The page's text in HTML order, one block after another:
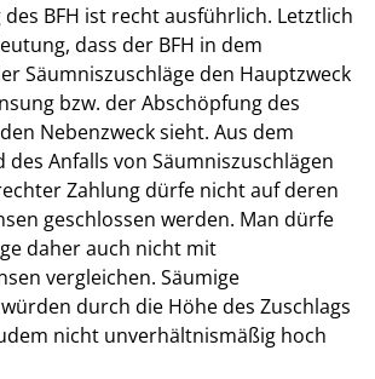
BFH ist recht ausführlich. Letztlich
dass der BFH in dem
Säumniszuschläge den Hauptzweck
bzw. der Abschöpfung des
Nebenzweck sieht. Aus dem
Anfalls von Säumniszuschlägen
Zahlung dürfe nicht auf deren
geschlossen werden. Man dürfe
daher auch nicht mit
vergleichen. Säumige
durch die Höhe des Zuschlags
nicht unverhältnismäßig hoch